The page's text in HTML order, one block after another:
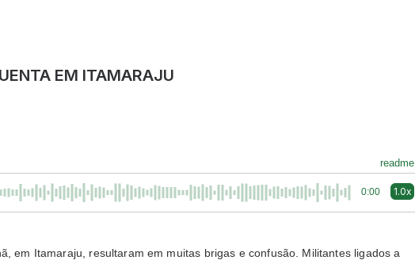
EM ITAMARAJU
readme
0:00 1.0x
em Itamaraju, resultaram em muitas brigas e confusão. Militantes ligados a